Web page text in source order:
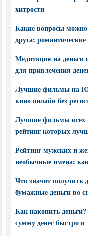
хитрости
Какие вопросы можно
друга:
Медитация на
для привлечения
Лучшие фильмы на
кино онлайн без
Лучшие фильмы всех
рейтинг которых
Рейтинг мужских и
необычные имена:
Что значит получить
бумажные деньги во
Как накопить
сумму денег быстро